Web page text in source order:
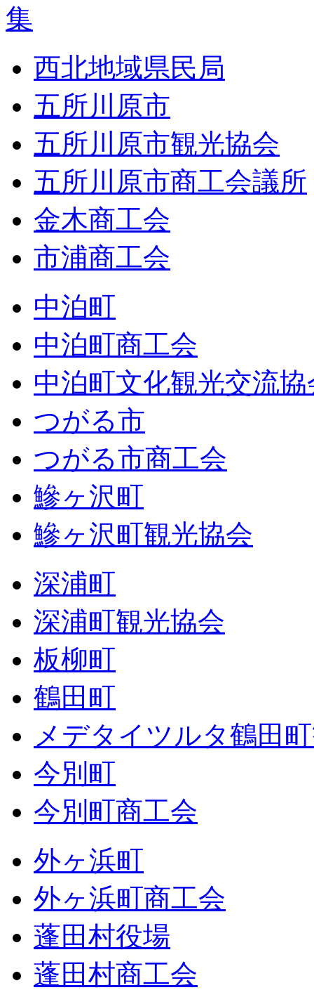
西北地域県民局
五所川原市
五所川原市観光協会
五所川原市商工会議所
金木商工会
市浦商工会
中泊町
中泊町商工会
中泊町文化観光交流協
つがる市
つがる市商工会
鰺ヶ沢町
鰺ヶ沢町観光協会
深浦町
深浦町観光協会
板柳町
鶴田町
メデタイツルタ鶴田
今別町
今別町商工会
外ヶ浜町
外ヶ浜町商工会
蓬田村役場
蓬田村商工会